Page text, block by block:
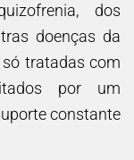
dos
doenças da
tratadas com
por um
constante